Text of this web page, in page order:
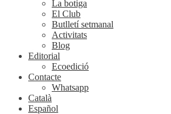
La botiga
El Club
Butlletí setmanal
Activitats
Blog
Editorial
Ecoedició
Contacte
Whatsapp
Català
Español